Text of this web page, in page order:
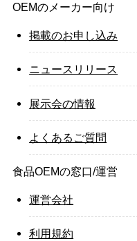
OEMのメーカー向け
掲載のお申し込み
ニュースリリース
展示会の情報
よくあるご質問
食品OEMの窓口/運営
運営会社
利用規約